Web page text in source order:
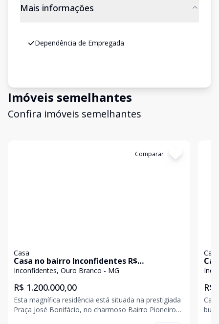
Mais informações
Dependência de Empregada
Imóveis semelhantes
Confira imóveis semelhantes
Comparar
Casa
Casa no bairro Inconfidentes R$
1.200.000,00
Inconfidentes, Ouro Branco - MG
R$ 1.200.000,00
Esta magnífica residência está situada na prestigiada
Praça José Bonifácio, no charmoso Bairro Pioneiros!
Casa
R$